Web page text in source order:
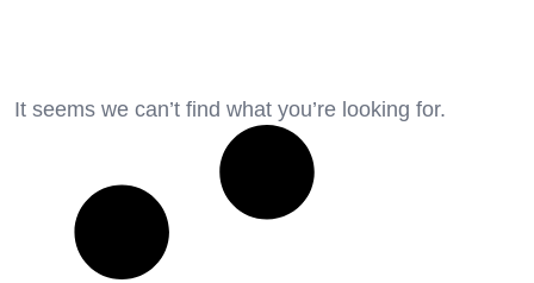
It seems we can’t find what you’re looking for.